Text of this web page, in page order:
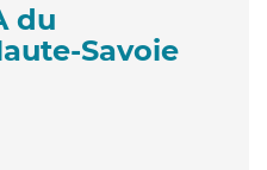
du
Savoie